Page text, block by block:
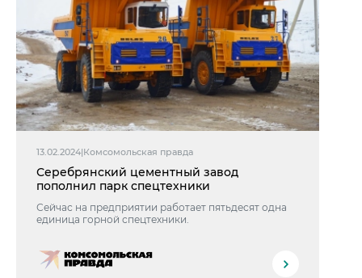
13.02.2024|Комсомольская правда
Серебрянский цементный завод
пополнил парк спецтехники
Сейчас на предприятии работает пятьдесят одна
единица горной спецтехники.